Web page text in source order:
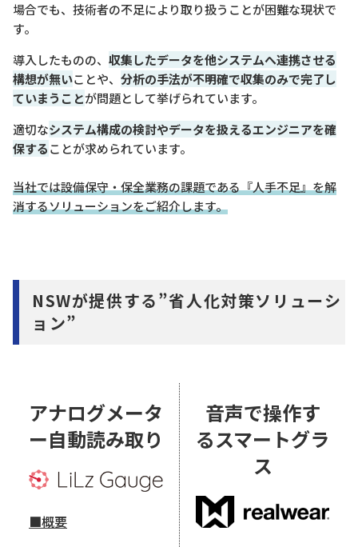
場合でも、技術者の不足により取り扱うことが困難な現状で
す。
導入したものの、 収集したデータを他システムへ連携させる
構想が無いことや、 分析の手法が不明確で収集のみで完了し
ていまうことが問題として挙げられています。
適切なシステム構成の検討やデータを扱えるエンジニアを確
保することが求められています。
当社では設備保守・保全業務の課題である『人手不足』を解
消するソリューションをご紹介します。
NSWが提供する”省人化対策ソリューシ
ョン”
アナログメータ
ー自動読み取り
■概要
音声で操作す
るスマートグラ
ス